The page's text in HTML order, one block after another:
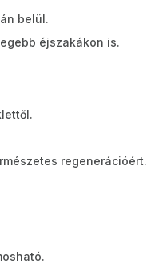
belül.
éjszakákon is.
regenerációért.